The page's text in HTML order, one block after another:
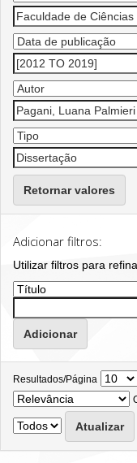
Retornar valores
Adicionar filtros:
Utilizar filtros para
Resultados/Página